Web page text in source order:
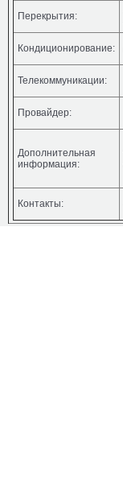
Перекрытия:
Кондиционирование:
Телекоммуникации:
Провайдер:
Дополнительная
информация:
Контакты: